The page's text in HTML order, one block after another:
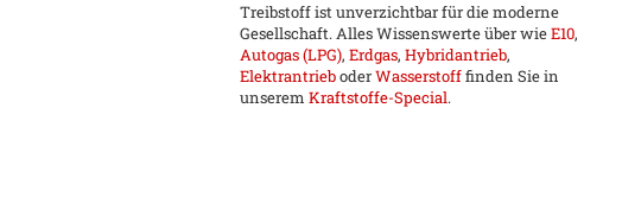
Treibstoff ist unverzichtbar für die moderne
Gesellschaft. Alles Wissenswerte über wieE10,
Autogas (LPG), Erdgas, Hybridantrieb,
ElektrantrieboderWasserstofffinden Sie in
unserem Kraftstoffe-Special.